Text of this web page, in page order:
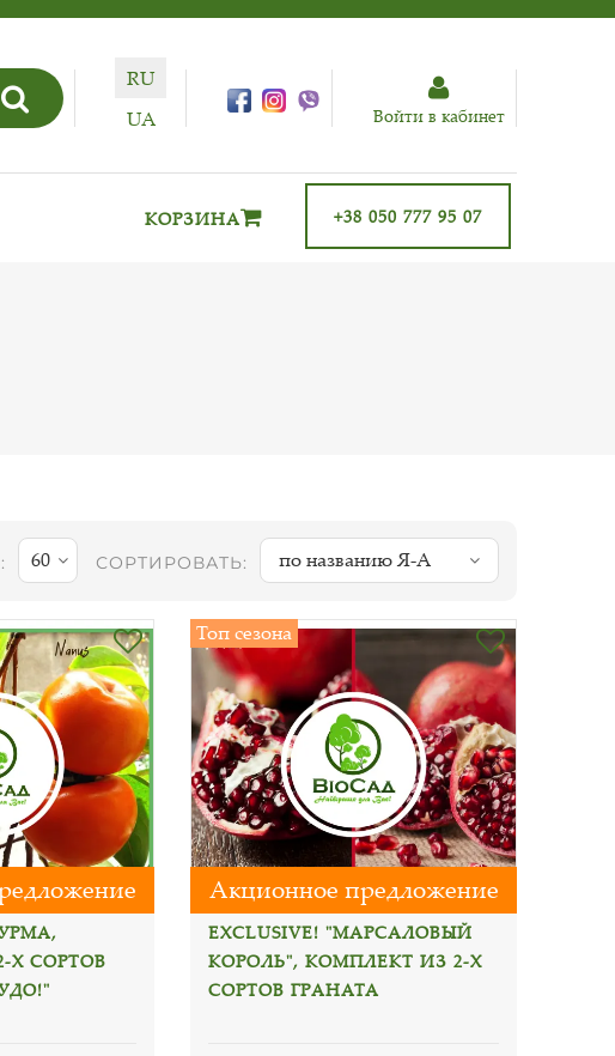
RU
UA
Войти в кабинет
+38 050 777 95 07
КОРЗИНА
60 СОРТИРОВАТЬ: по названию Я-А
Х СОРТОВ
Топ сезона
Акционное предложение
EXCLUSIVE! "МАРСАЛОВЫЙ
КОРОЛЬ", КОМПЛЕКТ ИЗ 2-Х
СОРТОВ ГРАНАТА